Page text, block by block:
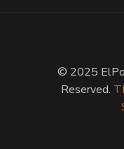
© 2025
Reserved.